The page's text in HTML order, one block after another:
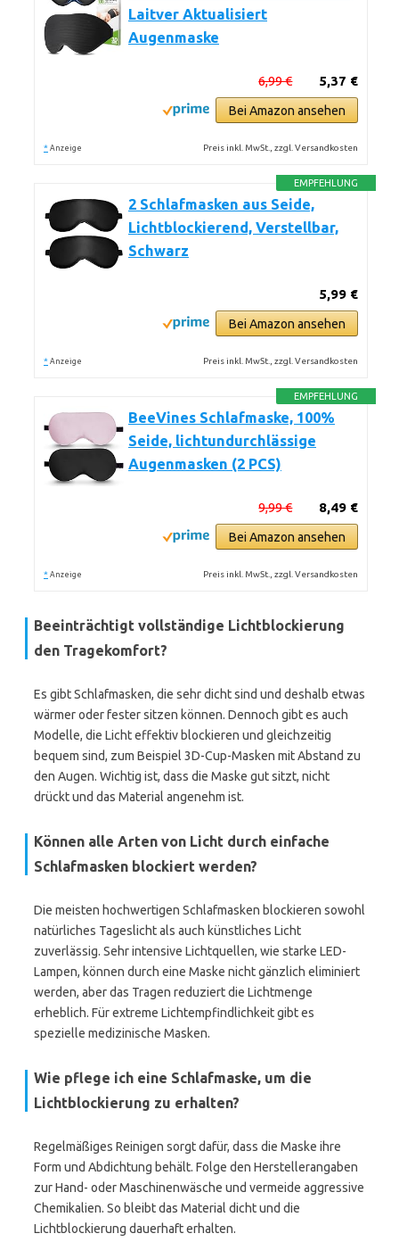
Laitver Aktualisiert
Augenmaske
5,37 €
6,99 €
Bei Amazon ansehen
* Anzeige Preis inkl. MwSt., zzgl. Versandkosten
EMPFEHLUNG
2 Schlafmasken aus Seide,
Lichtblockierend, Verstellbar,
Schwarz
5,99 €
Bei Amazon ansehen
* Anzeige Preis inkl. MwSt., zzgl. Versandkosten
EMPFEHLUNG
BeeVines Schlafmaske, 100%
Seide, lichtundurchlässige
Augenmasken (2 PCS)
8,49 €
9,99 €
Bei Amazon ansehen
* Anzeige Preis inkl. MwSt., zzgl. Versandkosten
Beeinträchtigt vollständige Lichtblockierung
den Tragekomfort?
Es gibt Schlafmasken, die sehr dicht sind und deshalb etwas
wärmer oder fester sitzen können. Dennoch gibt es auch
Modelle, die Licht effektiv blockieren und gleichzeitig
bequem sind, zum Beispiel 3D-Cup-Masken mit Abstand zu
den Augen. Wichtig ist, dass die Maske gut sitzt, nicht
drückt und das Material angenehm ist.
Können alle Arten von Licht durch einfache
Schlafmasken blockiert werden?
Die meisten hochwertigen Schlafmasken blockieren sowohl
natürliches Tageslicht als auch künstliches Licht
zuverlässig. Sehr intensive Lichtquellen, wie starke LED-
Lampen, können durch eine Maske nicht gänzlich eliminiert
werden, aber das Tragen reduziert die Lichtmenge
erheblich. Für extreme Lichtempfindlichkeit gibt es
spezielle medizinische Masken.
Wie pflege ich eine Schlafmaske, um die
Lichtblockierung zu erhalten?
Regelmäßiges Reinigen sorgt dafür, dass die Maske ihre
Form und Abdichtung behält. Folge den Herstellerangaben
zur Hand- oder Maschinenwäsche und vermeide aggressive
Chemikalien. So bleibt das Material dicht und die
Lichtblockierung dauerhaft erhalten.